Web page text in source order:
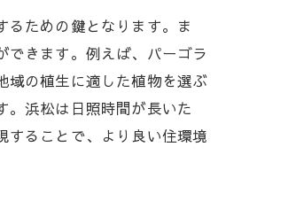
ための鍵となります。ま
できます。例えば、パーゴラ
域の植生に適した植物を選ぶ
。浜松は日照時間が長いた
することで、より良い住環境